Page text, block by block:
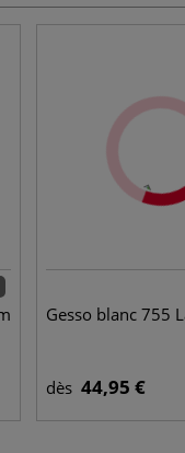
Gesso blanc 755
dès 44,95 €